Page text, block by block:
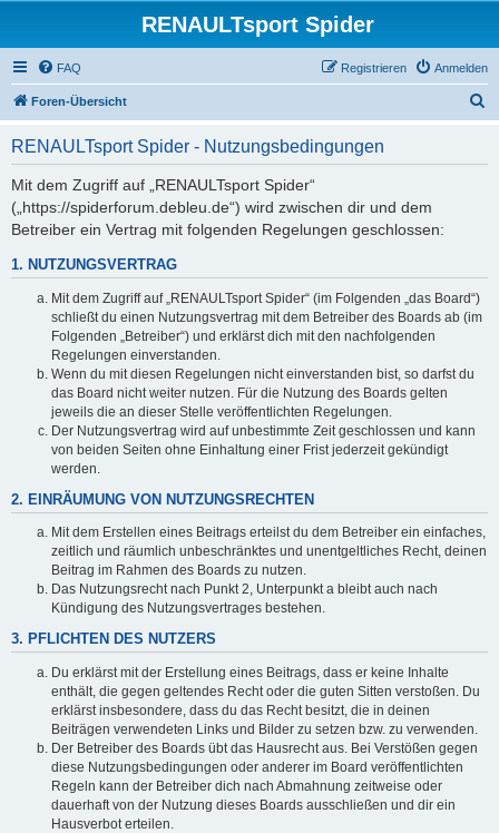
RENAULTsport Spider
FAQ Anmelden
Registrieren
Foren-Übersicht
RENAULTsport Spider - Nutzungsbedingungen
Mit dem Zugriff auf „RENAULTsport Spider“
(„https://spiderforum.debleu.de“) wird zwischen dir und dem
Betreiber ein Vertrag mit folgenden Regelungen geschlossen:
1. NUTZUNGSVERTRAG
Mit dem Zugriff auf „RENAULTsport Spider“ (im Folgenden „das Board“)
schließt du einen Nutzungsvertrag mit dem Betreiber des Boards ab (im
Folgenden „Betreiber“) und erklärst dich mit den nachfolgenden
Regelungen einverstanden.
Wenn du mit diesen Regelungen nicht einverstanden bist, so darfst du
das Board nicht weiter nutzen. Für die Nutzung des Boards gelten
jeweils die an dieser Stelle veröffentlichten Regelungen.
Der Nutzungsvertrag wird auf unbestimmte Zeit geschlossen und kann
von beiden Seiten ohne Einhaltung einer Frist jederzeit gekündigt
werden.
2. EINRÄUMUNG VON NUTZUNGSRECHTEN
Mit dem Erstellen eines Beitrags erteilst du dem Betreiber ein einfaches,
zeitlich und räumlich unbeschränktes und unentgeltliches Recht, deinen
Beitrag im Rahmen des Boards zu nutzen.
Das Nutzungsrecht nach Punkt 2, Unterpunkt a bleibt auch nach
Kündigung des Nutzungsvertrages bestehen.
3. PFLICHTEN DES NUTZERS
Du erklärst mit der Erstellung eines Beitrags, dass er keine Inhalte
enthält, die gegen geltendes Recht oder die guten Sitten verstoßen. Du
erklärst insbesondere, dass du das Recht besitzt, die in deinen
Beiträgen verwendeten Links und Bilder zu setzen bzw. zu verwenden.
Der Betreiber des Boards übt das Hausrecht aus. Bei Verstößen gegen
diese Nutzungsbedingungen oder anderer im Board veröffentlichten
Regeln kann der Betreiber dich nach Abmahnung zeitweise oder
dauerhaft von der Nutzung dieses Boards ausschließen und dir ein
Hausverbot erteilen.